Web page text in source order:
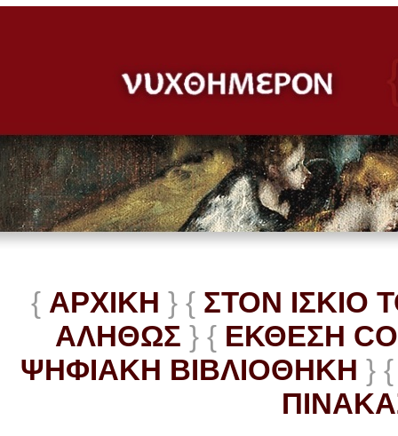
{ ΑΡΧΙΚΗ } { ΣΤΟΝ ΙΣΚΙΟ
ΑΛΗΘΩΣ } { ΕΚΘΕΣΗ
ΨΗΦΙΑΚΗ ΒΙΒΛΙΟΘΗΚΗ } {